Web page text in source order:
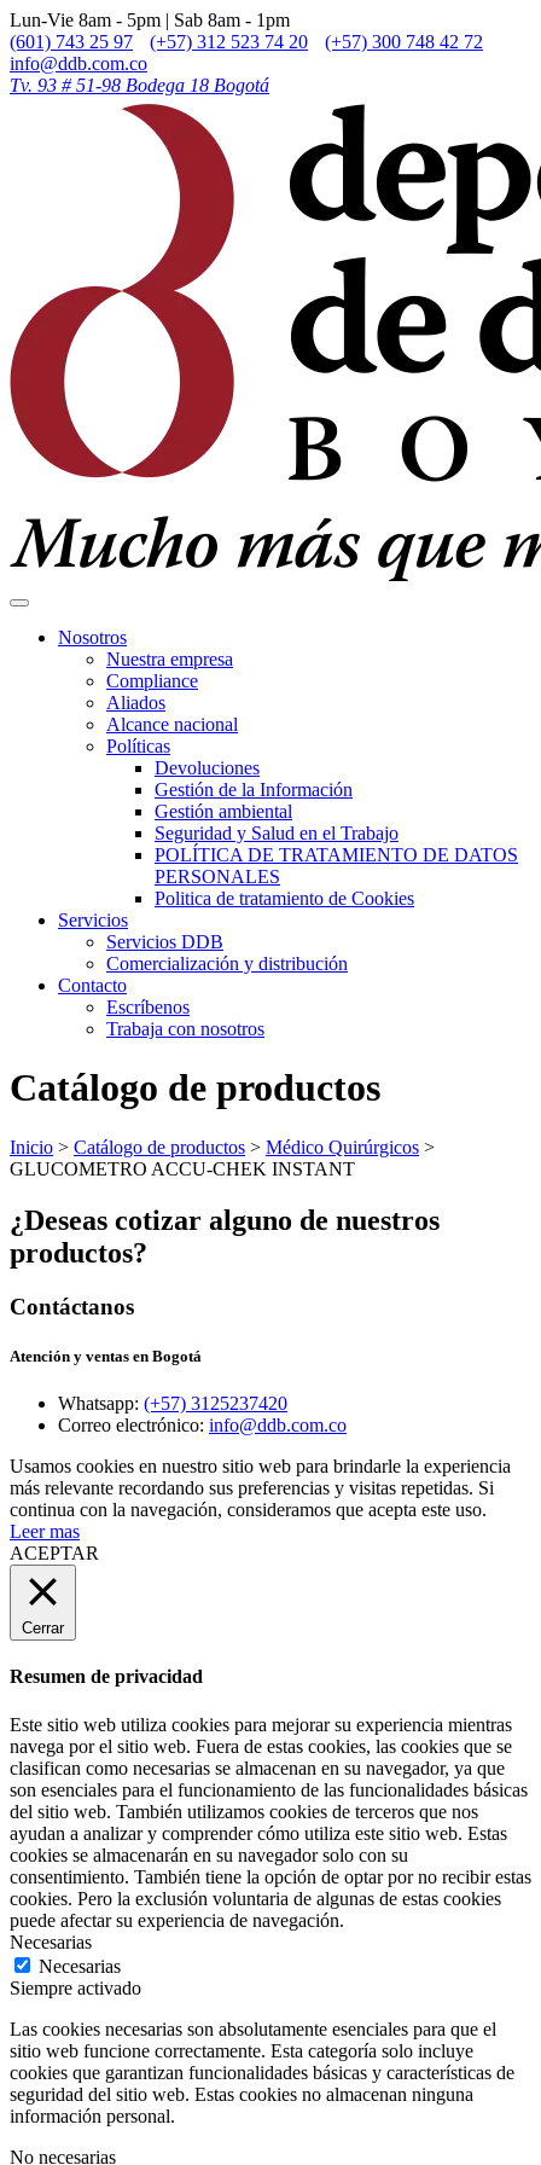
Lun-Vie 8am - 5pm | Sab 8am - 1pm
(601) 743 25 97
(+57) 312 523 74 20
(+57) 300 748 42 72
info@ddb.com.co
Tv. 93 # 51-98 Bodega 18 Bogotá
Nosotros
Nuestra empresa
Compliance
Aliados
Alcance nacional
Políticas
Devoluciones
Gestión de la Información
Gestión ambiental
Seguridad y Salud en el Trabajo
POLÍTICA DE TRATAMIENTO DE DATOS
PERSONALES
Politica de tratamiento de Cookies
Servicios
Servicios DDB
Comercialización y distribución
Contacto
Escríbenos
Trabaja con nosotros
Catálogo de productos
Inicio > Catálogo de productos > Médico Quirúrgicos >
GLUCOMETRO ACCU-CHEK INSTANT
¿Deseas cotizar alguno de nuestros
productos?
Contáctanos
Atención y ventas en Bogotá
Whatsapp: (+57) 3125237420
Correo electrónico: info@ddb.com.co
Usamos cookies en nuestro sitio web para brindarle la experiencia
más relevante recordando sus preferencias y visitas repetidas. Si
continua con la navegación, consideramos que acepta este uso.
Leer mas
ACEPTAR
Cerrar
Resumen de privacidad
Este sitio web utiliza cookies para mejorar su experiencia mientras
navega por el sitio web. Fuera de estas cookies, las cookies que se
clasifican como necesarias se almacenan en su navegador, ya que
son esenciales para el funcionamiento de las funcionalidades básicas
del sitio web. También utilizamos cookies de terceros que nos
ayudan a analizar y comprender cómo utiliza este sitio web. Estas
cookies se almacenarán en su navegador solo con su
consentimiento. También tiene la opción de optar por no recibir estas
cookies. Pero la exclusión voluntaria de algunas de estas cookies
puede afectar su experiencia de navegación.
Necesarias
Necesarias
Siempre activado
Las cookies necesarias son absolutamente esenciales para que el
sitio web funcione correctamente. Esta categoría solo incluye
cookies que garantizan funcionalidades básicas y características de
seguridad del sitio web. Estas cookies no almacenan ninguna
información personal.
No necesarias